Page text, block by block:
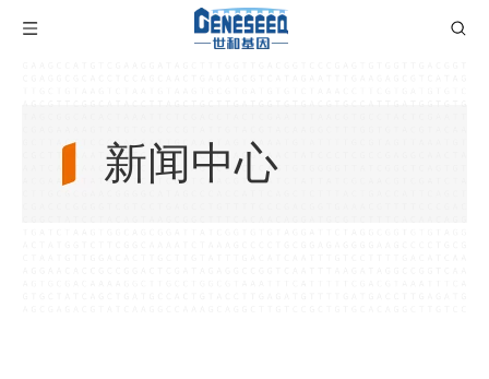
新闻中心